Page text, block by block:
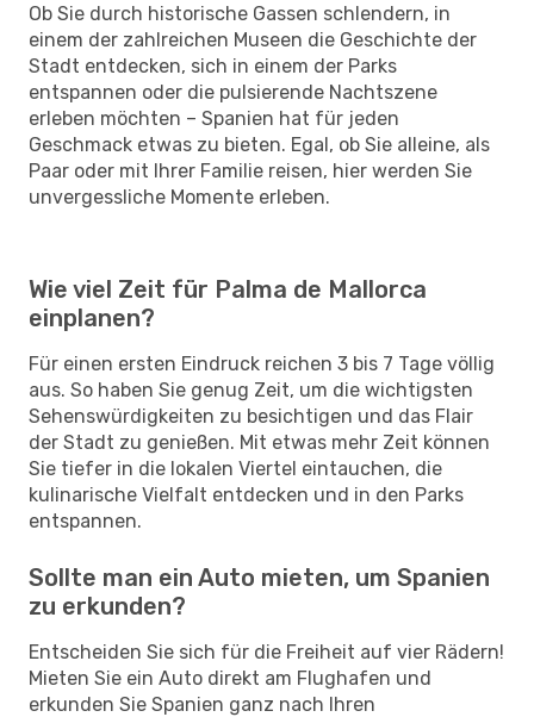
Ob Sie durch historische Gassen schlendern, in
einem der zahlreichen Museen die Geschichte der
Stadt entdecken, sich in einem der Parks
entspannen oder die pulsierende Nachtszene
erleben möchten – Spanien hat für jeden
Geschmack etwas zu bieten. Egal, ob Sie alleine, als
Paar oder mit Ihrer Familie reisen, hier werden Sie
unvergessliche Momente erleben.
Wie viel Zeit für Palma de Mallorca
einplanen?
Für einen ersten Eindruck reichen 3 bis 7 Tage völlig
aus. So haben Sie genug Zeit, um die wichtigsten
Sehenswürdigkeiten zu besichtigen und das Flair
der Stadt zu genießen. Mit etwas mehr Zeit können
Sie tiefer in die lokalen Viertel eintauchen, die
kulinarische Vielfalt entdecken und in den Parks
entspannen.
Sollte man ein Auto mieten, um Spanien
zu erkunden?
Entscheiden Sie sich für die Freiheit auf vier Rädern!
Mieten Sie ein Auto direkt am Flughafen und
erkunden Sie Spanien ganz nach Ihren